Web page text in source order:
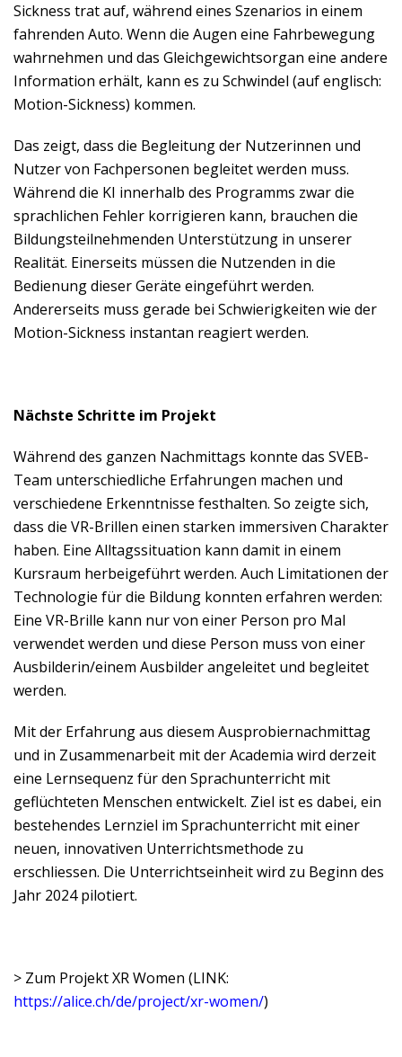
Sickness trat auf, während eines Szenarios in einem
fahrenden Auto. Wenn die Augen eine Fahrbewegung
wahrnehmen und das Gleichgewichtsorgan eine andere
Information erhält, kann es zu Schwindel (auf englisch:
Motion-Sickness) kommen.
Das zeigt, dass die Begleitung der Nutzerinnen und
Nutzer von Fachpersonen begleitet werden muss.
Während die KI innerhalb des Programms zwar die
sprachlichen Fehler korrigieren kann, brauchen die
Bildungsteilnehmenden Unterstützung in unserer
Realität. Einerseits müssen die Nutzenden in die
Bedienung dieser Geräte eingeführt werden.
Andererseits muss gerade bei Schwierigkeiten wie der
Motion-Sickness instantan reagiert werden.
Nächste Schritte im Projekt
Während des ganzen Nachmittags konnte das SVEB-
Team unterschiedliche Erfahrungen machen und
verschiedene Erkenntnisse festhalten. So zeigte sich,
dass die VR-Brillen einen starken immersiven Charakter
haben. Eine Alltagssituation kann damit in einem
Kursraum herbeigeführt werden. Auch Limitationen der
Technologie für die Bildung konnten erfahren werden:
Eine VR-Brille kann nur von einer Person pro Mal
verwendet werden und diese Person muss von einer
Ausbilderin/einem Ausbilder angeleitet und begleitet
werden.
Mit der Erfahrung aus diesem Ausprobiernachmittag
und in Zusammenarbeit mit der Academia wird derzeit
eine Lernsequenz für den Sprachunterricht mit
geflüchteten Menschen entwickelt. Ziel ist es dabei, ein
bestehendes Lernziel im Sprachunterricht mit einer
neuen, innovativen Unterrichtsmethode zu
erschliessen. Die Unterrichtseinheit wird zu Beginn des
Jahr 2024 pilotiert.
> Zum Projekt XR Women (LINK:
https://alice.ch/de/project/xr-women/)